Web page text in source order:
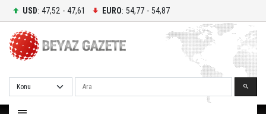
USD: 47,52 - 47,61 EURO: 54,77 - 54,87
Ara